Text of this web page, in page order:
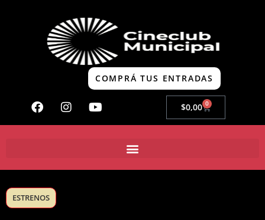
COMPRÁ TUS ENTRADAS
$0,00 0
ESTRENOS